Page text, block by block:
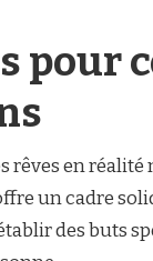
pour
rêves en
un cadre
des buts